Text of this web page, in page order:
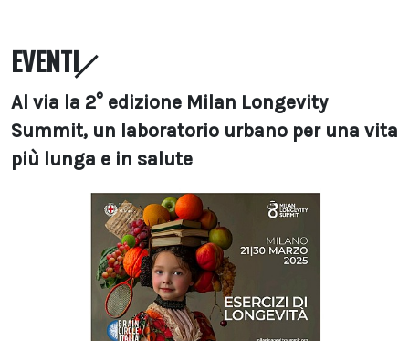
EVENTI
Al via la 2° edizione Milan Longevity
Summit, un laboratorio urbano per una vita
più lunga e in salute